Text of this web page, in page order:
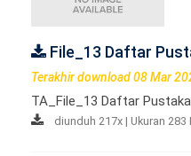
File_13 Daftar
Terakhir download 08 Mar
TA_File_13 Daftar
diunduh 217x | Ukuran 283